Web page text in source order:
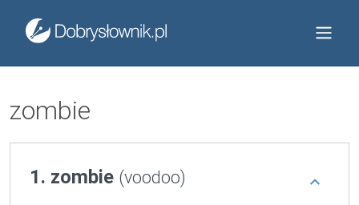
zombie
1. zombie (voodoo)